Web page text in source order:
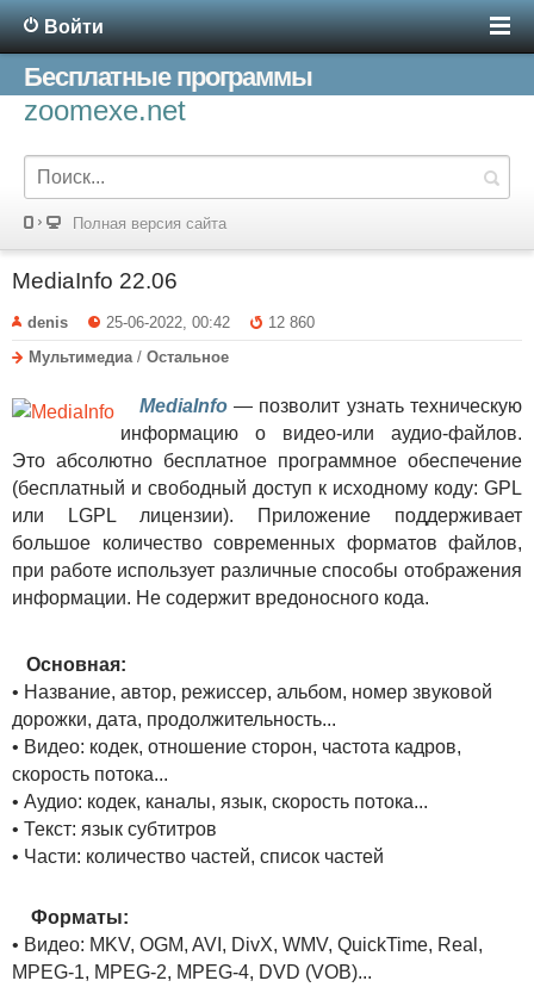
Войти
Бесплатные программы
zoomexe.net
Полная версия сайта
MediaInfo 22.06
denis 25-06-2022, 00:42
12 860
Мультимедиа / Остальное
MediaInfo— позволит узнать техническую
информацию о видео-или аудио-файлов.
Это абсолютно бесплатное программное обеспечение
(бесплатный и свободный доступ к исходному коду: GPL
или LGPL лицензии). Приложение поддерживает
большое количество современных форматов файлов,
при работе использует различные способы отображения
информации. Не содержит вредоносного кода.
Основная:
• Название, автор, режиссер, альбом, номер звуковой
дорожки, дата, продолжительность...
• Видео: кодек, отношение сторон, частота кадров,
скорость потока...
• Аудио: кодек, каналы, язык, скорость потока...
• Текст: язык субтитров
• Части: количество частей, список частей
Форматы:
• Видео: MKV, OGM, AVI, DivX, WMV, QuickTime, Real,
MPEG-1, MPEG-2, MPEG-4, DVD (VOB)...